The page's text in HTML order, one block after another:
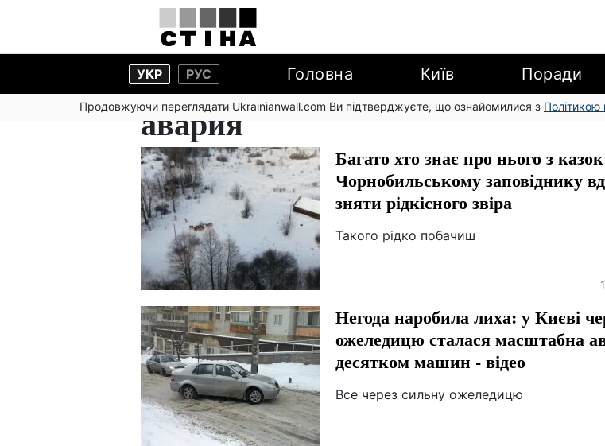
УКР РУС Головна Київ Поради
Продовжуючи переглядати Ukrainianwall.com Ви підтверджуєте, що ознайомилися з Політикою
авария
Багато хто знає про нього з
Чорнобильському заповіднику
зняти рідкісного звіра
Такого рідко побачиш
Негода наробила лиха: у Києві
ожеледицю сталася масштабна
десятком машин - відео
Все через сильну ожеледицю